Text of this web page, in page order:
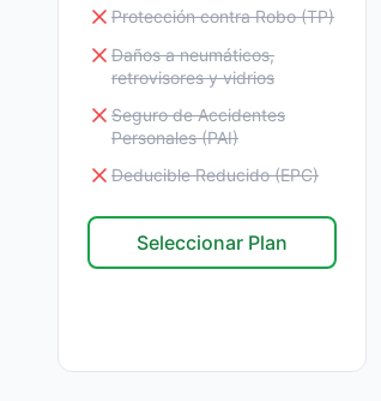
Protección contra Robo (TP)
Daños a neumáticos,
retrovisores y vidrios
Seguro de Accidentes
Personales (PAI)
Deducible Reducido (EPC)
Seleccionar Plan